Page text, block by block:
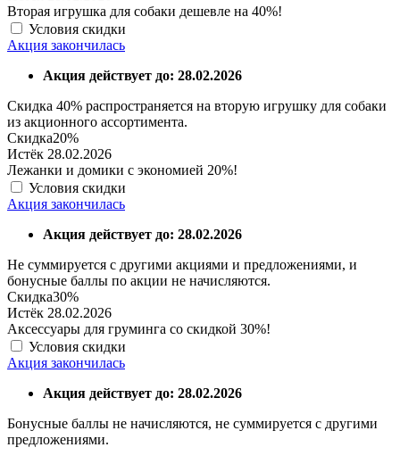
Вторая игрушка для собаки дешевле на 40%!
Условия скидки
Акция закончилась
Акция действует до: 28.02.2026
Скидка 40% распространяется на вторую игрушку для собаки
из акционного ассортимента.
Скидка20%
Истёк 28.02.2026
Лежанки и домики с экономией 20%!
Условия скидки
Акция закончилась
Акция действует до: 28.02.2026
Не суммируется с другими акциями и предложениями, и
бонусные баллы по акции не начисляются.
Скидка30%
Истёк 28.02.2026
Аксессуары для груминга со скидкой 30%!
Условия скидки
Акция закончилась
Акция действует до: 28.02.2026
Бонусные баллы не начисляются, не суммируется с другими
предложениями.